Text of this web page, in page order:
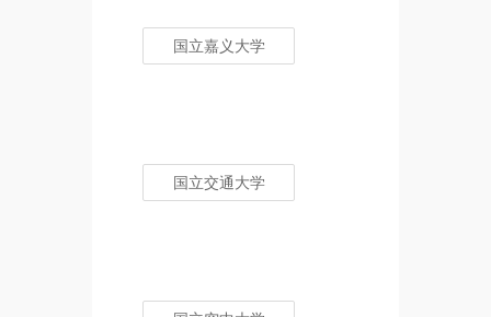
国立嘉义大学
国立交通大学